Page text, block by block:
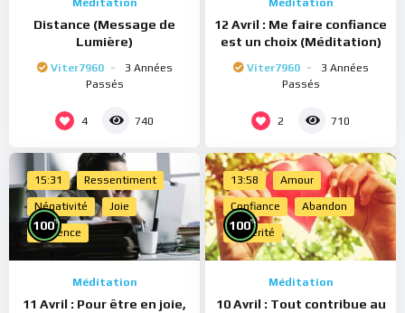
Distance (Message de
Lumière)
Viter7960
3 Années
Passés
4 740
12 Avril : Me faire confiance
est un choix (Méditation)
Viter7960
3 Années
Passés
2 710
15:31 Ressentiment
Négativité Joie
Présence
100%
Méditation
11 Avril : Pour être en joie,
13:58 Amour
Confiance Abandon
Sincérité
100%
Méditation
10 Avril : Tout contribue au